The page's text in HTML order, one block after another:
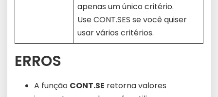
apenas um único critério.
Use CONT.SES se você quiser
usar vários critérios.
ERROS
A função CONT.SE retorna valores